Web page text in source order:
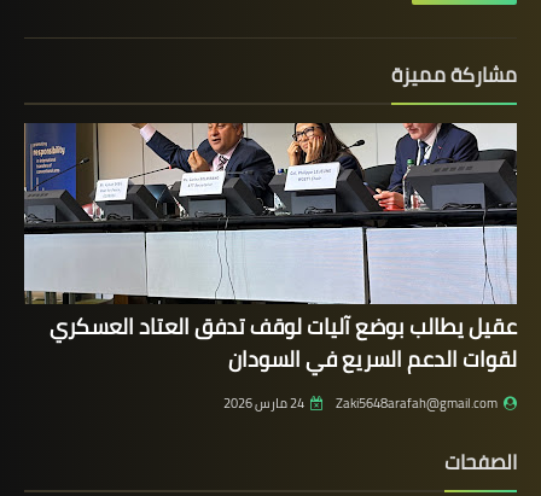
مشاركة مميزة
عقيل يطالب بوضع آليات لوقف تدفق العتاد العسكري
لقوات الدعم السريع في السودان
Zaki5648arafah@gmail.com 24 مارس 2026
الصفحات